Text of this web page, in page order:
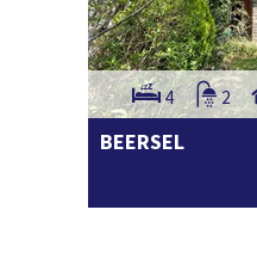
4 2
BEERSEL